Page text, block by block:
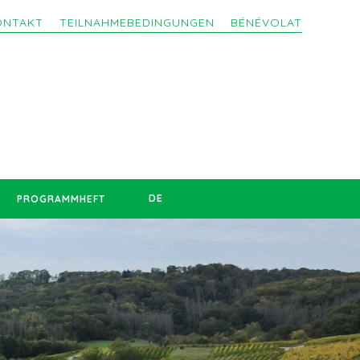
TEILNAHMEBEDINGUNGEN BÉNÉVOLAT
PROGRAMMHEFT DE